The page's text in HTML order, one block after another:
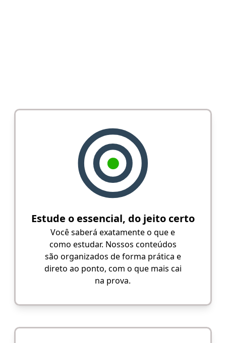
Estude o essencial, do jeito certo
Você saberá exatamente o que e
como estudar. Nossos conteúdos
são organizados de forma prática e
direto ao ponto, com o que mais cai
na prova.